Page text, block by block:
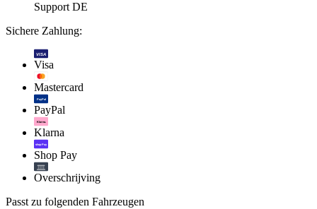
Support DE
Sichere Zahlung:
VISA
Visa
Mastercard
PayPal
PayPal
Klarna.
Klarna
shop Pay
Shop Pay
Overschrijving
Passt zu folgenden Fahrzeugen